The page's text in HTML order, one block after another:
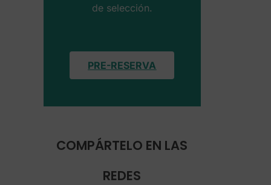
de selección.
PRE-RESERVA
COMPÁRTELO EN LAS
REDES